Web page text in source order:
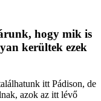
hogy mik is
kerültek ezek
itt Pádison, de
azok az itt lévő